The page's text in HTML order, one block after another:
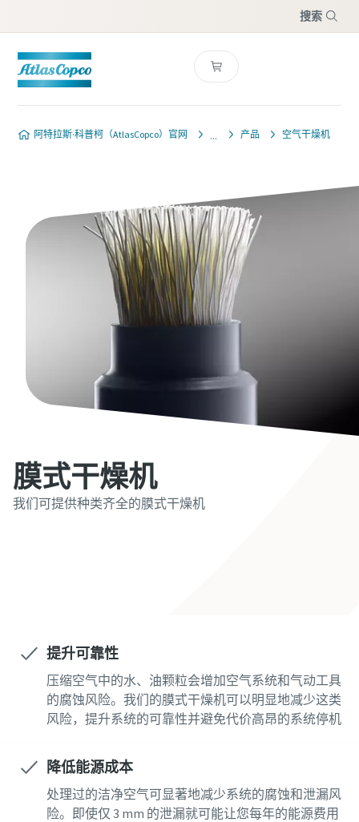
搜索
阿特拉斯·科普柯（AtlasCopco）官网 产品 空气干燥机
膜式干燥机
我们可提供种类齐全的膜式干燥机
提升可靠性
压缩空气中的水、油颗粒会增加空气系统和气动工具
的腐蚀风险。我们的膜式干燥机可以明显地减少这类
风险，提升系统的可靠性并避免代价高昂的系统停机
降低能源成本
处理过的洁净空气可显著地减少系统的腐蚀和泄漏风
险。即使仅 3 mm 的泄漏就可能让您每年的能源费用